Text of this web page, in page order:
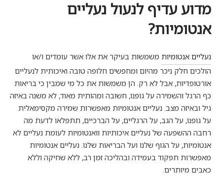
מדוע עדיף לנעול נעליים
אנטומיות?
נעליים אנטומיות משמשות בעיקר את אלו אשר עומדים ו/או
הולכים חלק ניכר מהיום ומחפשים חלופה טובה ואיכותית לנעליים
אורטופדיות, אבל לא רק. הן משמשות את כל מי שמבין כי בריאות
כף הרגל והשמירה על גופנו, חשובה ומהותית מאוד, לא משנה באיזה
גיל ובאיזה מצב. נעליים אנטומיות מאפשרות שמירה מקסימאלית
על גופנו, על הגב, על הרגליים, על הברכיים, תתפלאו לדעת מה
רחבה ההשפעה של נעליים איכותיות וואנטומיות לעומת נעליים לא
אנטומיות, על הגוף שלנו ועל הבריאות שלנו. נעליים אנטומיות
מאפשרות תפקוד בעמידה ובהליכה זמן רב, ללא שחיקה וללא
כאבים מיותרים.